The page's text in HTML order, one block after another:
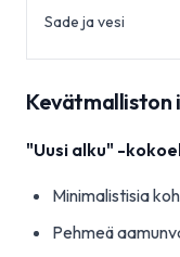
Sade ja vesi
Kevätmalliston
"Uusi alku" -
Minimalistisia
Pehmeä